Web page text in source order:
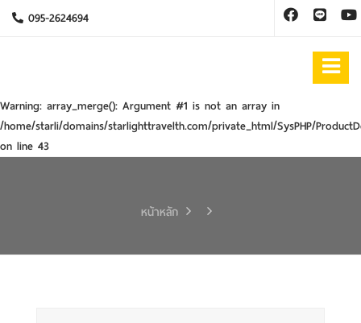
095-2624694
Warning: array_merge(): Argument #1 is not an array in
/home/starli/domains/starlighttravelth.com/private_html/SysPHP/
on line 43
หน้าหลัก